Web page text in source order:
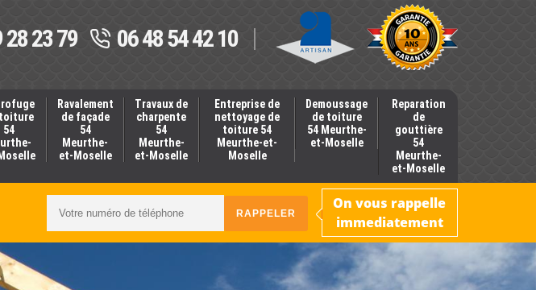
28 23 79 06 48 54 42 10
54
Ravalement
de façade
54
Meurthe-
et-Moselle
Travaux de
charpente
54
Meurthe-
et-Moselle
Entreprise de
nettoyage de
toiture 54
Meurthe-et-
Moselle
Demoussage
de toiture
54 Meurthe-
et-Moselle
Reparation
de
gouttière
54
Meurthe-
et-Moselle
On vous rappelle
immediatement